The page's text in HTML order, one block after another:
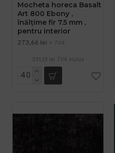
Mocheta horeca Basalt
Art 800 Ebony ,
înălțime fir 7.5 mm ,
pentru interior
273,66 lei + TVA
331,13 lei TVA inclus